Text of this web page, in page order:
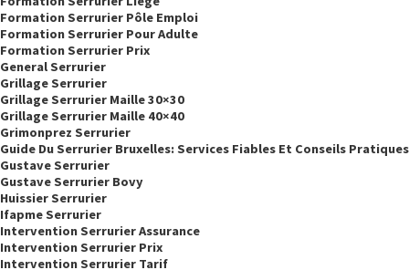
Formation Serrurier Pôle Emploi
Formation Serrurier Pour Adulte
Formation Serrurier Prix
General Serrurier
Grillage Serrurier
Grillage Serrurier Maille 30×30
Grillage Serrurier Maille 40×40
Grimonprez Serrurier
Guide Du Serrurier Bruxelles: Services Fiables Et Conseils Pratiques
Gustave Serrurier
Gustave Serrurier Bovy
Huissier Serrurier
Ifapme Serrurier
Intervention Serrurier Assurance
Intervention Serrurier Prix
Intervention Serrurier Tarif